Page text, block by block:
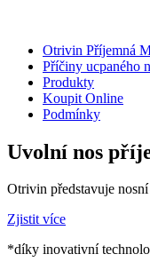
Otrivin Příjemná
Příčiny ucpaného
Produkty
Koupit Online
Podmínky
Uvolní nos
Otrivin představuje
Zjistit více
*díky inovativní